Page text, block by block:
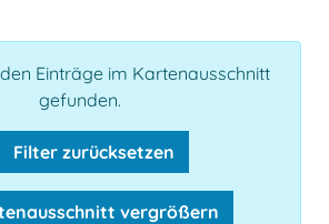
Einträge im Kartenausschnitt
gefunden.
Filter zurücksetzen
vergrößern